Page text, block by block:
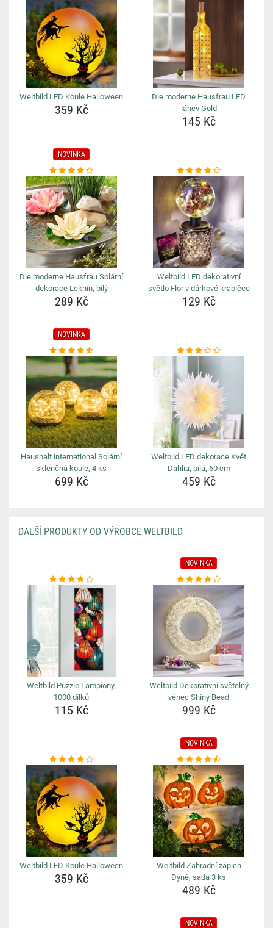
Weltbild LED Koule Halloween
359 Kč
Die moderne Hausfrau LED
láhev Gold
145 Kč
NOVINKA
Die moderne Hausfrau Solární
dekorace Leknín, bílý
289 Kč
Weltbild LED dekorativní
světlo Flor v dárkové krabičce
129 Kč
NOVINKA
Haushalt international Solární
skleněná koule, 4 ks
699 Kč
Weltbild LED dekorace Květ
Dahlia, bílá, 60 cm
459 Kč
DALŠÍ PRODUKTY OD VÝROBCE WELTBILD
Weltbild Puzzle Lampiony,
1000 dílků
115 Kč
NOVINKA
Weltbild Dekorativní světelný
věnec Shiny Bead
999 Kč
Weltbild LED Koule Halloween
359 Kč
NOVINKA
Weltbild Zahradní zápich
Dýně, sada 3 ks
489 Kč
NOVINKA